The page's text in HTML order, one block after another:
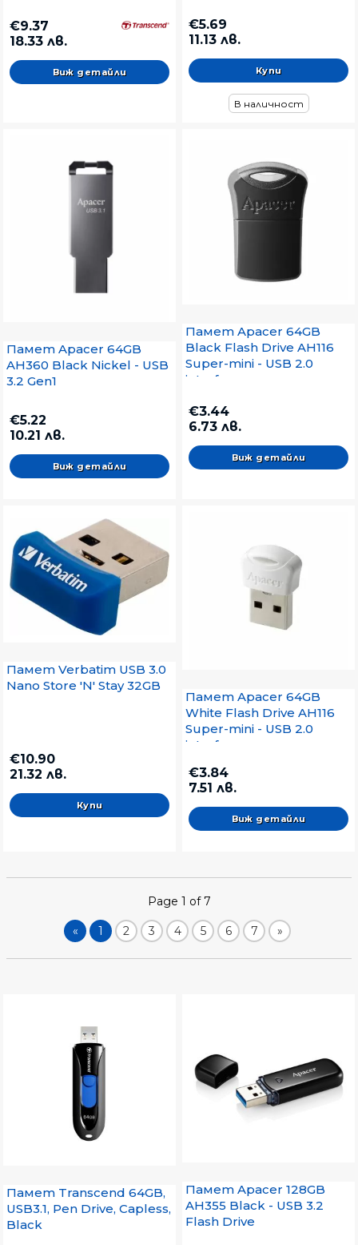
€9.37
18.33 лв.
Виж детайли
€5.69
11.13 лв.
В наличност
Памет Apacer 64GB
AH360 Black Nickel - USB
3.2 Gen1
€5.22
10.21 лв.
Виж детайли
Памет Apacer 64GB
Black Flash Drive AH116
Super-mini - USB 2.0
interface
€3.44
6.73 лв.
Виж детайли
Памет Verbatim USB 3.0
Nano Store 'N' Stay 32GB
€10.90
21.32 лв.
Памет Apacer 64GB
White Flash Drive AH116
Super-mini - USB 2.0
interface
€3.84
7.51 лв.
Виж детайли
Page 1 of 7
« 1 2 3 4 5 6 7 »
Памет Transcend 64GB,
USB3.1, Pen Drive, Capless,
Black
Памет Apacer 128GB
AH355 Black - USB 3.2
Flash Drive